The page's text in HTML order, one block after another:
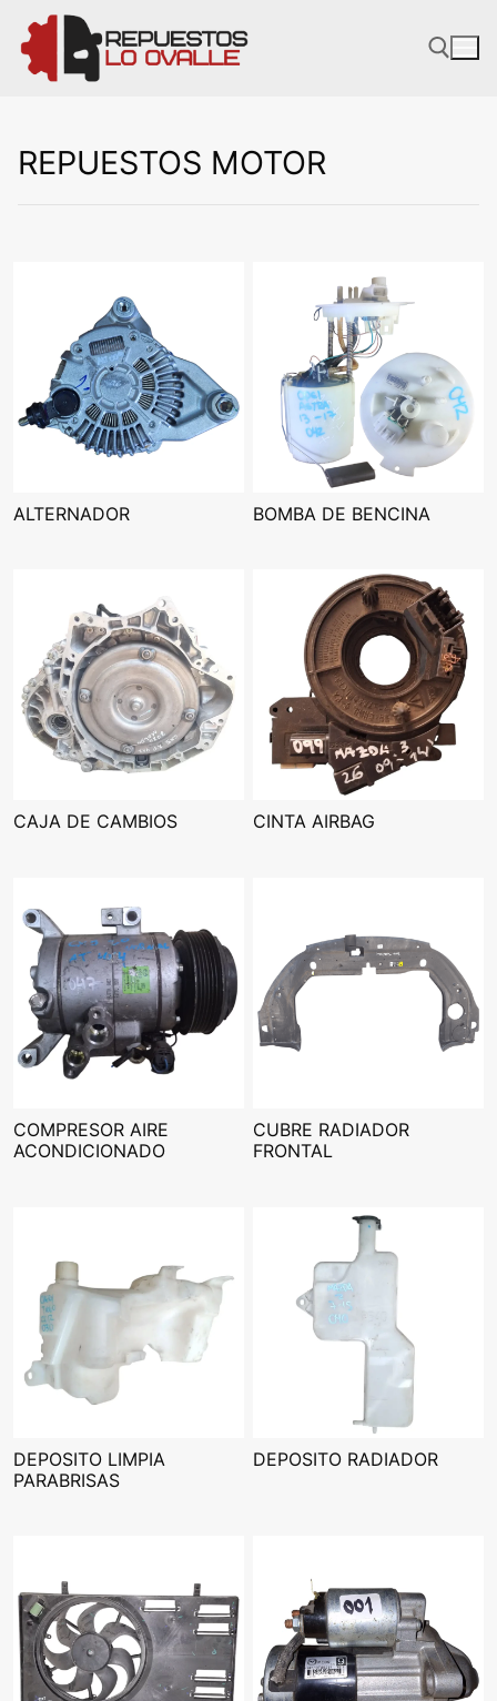
contenido
REPUESTOS MOTOR
ALTERNADOR BOMBA DE BENCINA
CAJA DE CAMBIOS CINTA AIRBAG
COMPRESOR AIRE
ACONDICIONADO
CUBRE RADIADOR
FRONTAL
DEPOSITO LIMPIA
PARABRISAS
DEPOSITO RADIADOR